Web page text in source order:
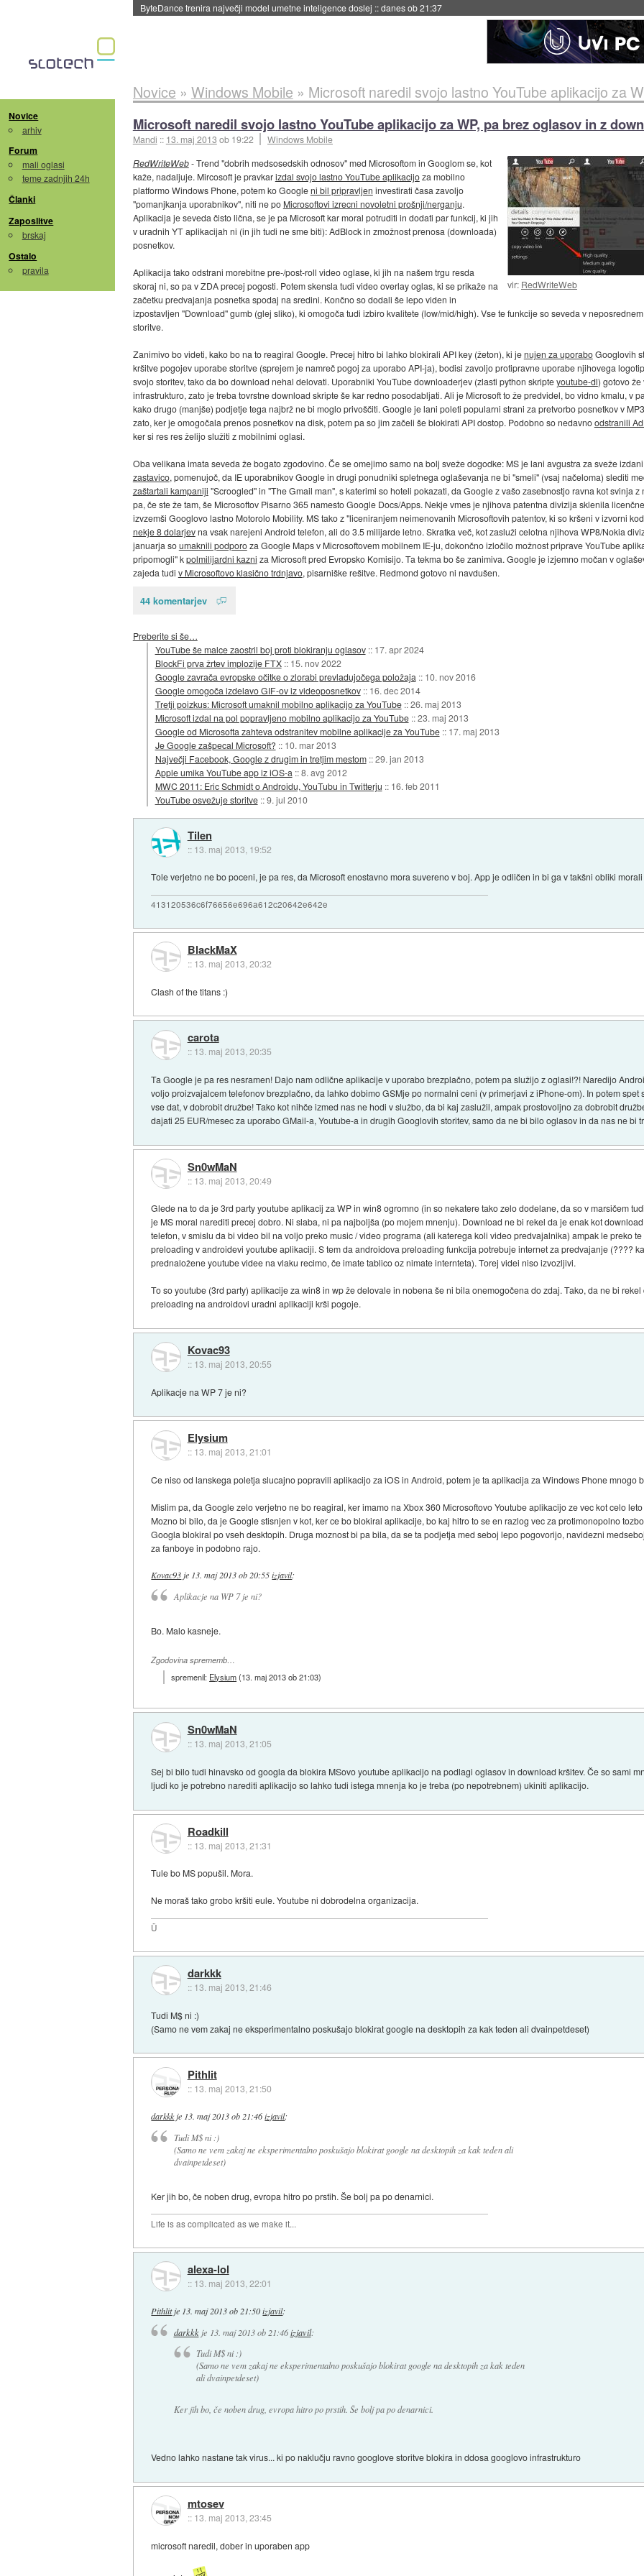
Spletne strani začele streči oglase za agente umetne inteligence::danes ob 21:23
Novice
arhiv
Forum
mali oglasi
teme zadnjih 24h
Članki
Zaposlitve
brskaj
Ostalo
pravila
Novice » Windows Mobile » Microsoft naredil svojo lastno YouTube aplikacijo za WP, pa
Microsoft naredil svojo lastno YouTube aplikacijo za WP, pa brez oglasov in z
Mandi :: 13. maj 2013 ob 19:22 Windows Mobile
vir: RedWriteWeb
RedWriteWeb- Trend "dobrih medsosedskih odnosov" med Microsoftom in Googlom se, kot
kaže, nadaljuje. Mircosoft je pravkarizdal svojo lastno YouTube aplikacijoza mobilno
platformo Windows Phone, potem ko Googleni bil pripravljen investirati časa zavoljo
"pomanjkanja uporabnikov", niti ne po Microsoftovi izrecni novoletni prošnji/nerganju.
Aplikacija je seveda čisto lična, se je pa Microsoft kar moral potruditi in dodati par funkcij, ki jih
v uradnih YT aplikacijah ni (in jih tudi ne sme biti): AdBlock in zmožnost prenosa (downloada)
posnetkov.
Aplikacija tako odstrani morebitne pre-/post-roll video oglase, ki jih na našem trgu resda
skoraj ni, so pa v ZDA precej pogosti. Potem skensla tudi video overlay oglas, ki se prikaže na
začetku predvajanja posnetka spodaj na sredini. Končno so dodali še lepo viden in
izpostavljen "Download" gumb (glej sliko), ki omogoča tudi izbiro kvalitete (low/mid/high). Vse te funkcije so seveda v
storitve.
Zanimivo bo videti, kako bo na to reagiral Google. Precej hitro bi lahko blokirali API key (žeton), ki jenujen za uporaboGooglovih
kršitve pogojev uporabe storitve (sprejem je namreč pogoj za uporabo API-ja), bodisi zavoljo protipravne uporabe njihovega
svojo storitev, tako da bo download nehal delovati. Uporabniki YouTube downloaderjev (zlasti python skripteyoutube-dl) gotovo
infrastrukturo, zato je treba tovrstne download skripte še kar redno posodabljati. Ali je Microsoft to že predvidel, bo vidno kmalu, v
kako drugo (manjše) podjetje tega najbrž ne bi moglo privoščiti. Google je lani poleti popularni strani za pretvorbo posnetkov v
zato, ker je omogočala prenos posnetkov na disk, potem pa so jim začeli še blokirati API dostop. Podobno so nedavnoodstranili
ker si res res želijo služiti z mobilnimi oglasi.
Oba velikana imata seveda že bogato zgodovino. Če se omejimo samo na bolj sveže dogodke: MS je lani avgustra za sveže
zastavico, pomenujoč, da IE uporabnikov Google in drugi ponudniki spletnega oglaševanja ne bi "smeli" (vsaj načeloma) slediti
zaštartali kampaniji "Scroogled" in "The Gmail man", s katerimi so hoteli pokazati, da Google z vašo zasebnostjo ravna kot svinja
pa, če ste že tam, še Microsoftov Pisarno 365 namesto Google Docs/Apps. Nekje vmes je njihova patentna divizija sklenila
izvzemši Googlovo lastno Motorolo Mobility. MS tako z "liceniranjem neimenovanih Microsoftovih patentov, ki so kršeni v izvorni
nekje 8 dolarjevna vsak narejeni Android telefon, ali do 3.5 milijarde letno. Skratka več, kot zasluži celotna njihova WP8/Nokia
januarja soumaknili podporoza Google Maps v Microsoftovem mobilnem IE-ju, dokončno izločilo možnost priprave YouTube
pripomogli" kpolmilijardni kazni za Microsoft pred Evropsko Komisijo. Ta tekma bo še zanimiva. Google je izjemno močan v
zajeda tudi v Microsoftovo klasično trdnjavo, pisarniške rešitve. Redmond gotovo ni navdušen.
44 komentarjev
Preberite si še…
YouTube še malce zaostril boj proti blokiranju oglasov :: 17. apr 2024
BlockFi prva žrtev implozije FTX :: 15. nov 2022
Google zavrača evropske očitke o zlorabi prevladujočega položaja :: 10. nov 2016
Google omogoča izdelavo GIF-ov iz videoposnetkov :: 16. dec 2014
Tretji poizkus: Microsoft umaknil mobilno aplikacijo za YouTube ::26. maj 2013
Microsoft izdal na pol popravljeno mobilno aplikacijo za YouTube ::23. maj 2013
Google od Microsofta zahteva odstranitev mobilne aplikacije za YouTube :: 17. maj 2013
Je Google zašpecal Microsoft? :: 10. mar 2013
Največji Facebook, Google z drugim in tretjim mestom ::29. jan 2013
Apple umika YouTube app iz iOS-a ::8. avg 2012
MWC 2011: Eric Schmidt o Androidu, YouTubu in Twitterju :: 16. feb 2011
YouTube osvežuje storitve ::9. jul 2010
Tilen
:: 13. maj 2013, 19:52
Tole verjetno ne bo poceni, je pa res, da Microsoft enostavno mora suvereno v boj. App je odličen in bi ga v takšni obliki
413120536c6f76656e696a612c20642e642e
BlackMaX
:: 13. maj 2013, 20:32
Clash of the titans :)
carota
:: 13. maj 2013, 20:35
Ta Google je pa res nesramen! Dajo nam odlične aplikacije v uporabo brezplačno, potem pa služijo z oglasi!?! Naredijo
voljo proizvajalcem telefonov brezplačno, da lahko dobimo GSMje po normalni ceni (v primerjavi z iPhone-om). In potem
vse dat, v dobrobit družbe! Tako kot nihče izmed nas ne hodi v službo, da bi kaj zaslužil, ampak prostovoljno za dobrobit
dajati 25 EUR/mesec za uporabo GMail-a, Youtube-a in drugih Googlovih storitev, samo da ne bi bilo oglasov in da nas ne bi
Sn0wMaN
:: 13. maj 2013, 20:49
Glede na to da je 3rd party youtube aplikacij za WP in win8 ogromno (in so nekatere tako zelo dodelane, da so v marsičem
je MS moral narediti precej dobro. Ni slaba, ni pa najboljša (po mojem mnenju). Download ne bi rekel da je enak kot
telefon, v smislu da bi video bil na voljo preko music / video programa (ali katerega koli video predvajalnika) ampak le preko
preloading v androidevi youtube aplikaciji. S tem da androidova preloading funkcija potrebuje internet za predvajanje (????
prednaložene youtube videe na vlaku recimo, če imate tablico oz nimate internteta). Torej videi niso izvozljivi.
To so youtube (3rd party) aplikacije za win8 in wp že delovale in nobena še ni bila onemogočena do zdaj. Tako, da ne bi
preloading na androidovi uradni aplikaciji krši pogoje.
Kovac93
:: 13. maj 2013, 20:55
Aplikacje na WP 7 je ni?
Elysium
:: 13. maj 2013, 21:01
Ce niso od lanskega poletja slucajno popravili aplikacijo za iOS in Android, potem je ta aplikacija za Windows Phone mnogo
Mislim pa, da Google zelo verjetno ne bo reagiral, ker imamo na Xbox 360 Microsoftovo Youtube aplikacijo ze vec kot celo
Mozno bi bilo, da je Google stisnjen v kot, ker ce bo blokiral aplikacije, bo kaj hitro to se en razlog vec za protimonopolno
Googla blokiral po vseh desktopih. Druga moznost bi pa bila, da se ta podjetja med seboj lepo pogovorijo, navidezni
za fanboye in podobno rajo.
Kovac93 je 13. maj 2013 ob 20:55 izjavil:
Aplikacje na WP 7 je ni?
Bo. Malo kasneje.
Zgodovina sprememb…
spremenil: Elysium(13. maj 2013 ob 21:03)
Sn0wMaN
:: 13. maj 2013, 21:05
Sej bi bilo tudi hinavsko od googla da blokira MSovo youtube aplikacijo na podlagi oglasov in download kršitev. Če so sami
ljudi ko je potrebno narediti aplikacijo so lahko tudi istega mnenja ko je treba (po nepotrebnem) ukiniti aplikacijo.
Roadkill
:: 13. maj 2013, 21:31
Tule bo MS popušil. Mora.
Ne moraš tako grobo kršiti eule. Youtube ni dobrodelna organizacija.
Ü
darkkk
:: 13. maj 2013, 21:46
Tudi M$ ni :)
(Samo ne vem zakaj ne eksperimentalno poskušajo blokirat google na desktopih za kak teden ali dvainpetdeset)
Pithlit
:: 13. maj 2013, 21:50
darkkkje 13. maj 2013 ob 21:46 izjavil:
Tudi M$ ni :)
(Samo ne vem zakaj ne eksperimentalno poskušajo blokirat google na desktopih za kak teden ali
dvainpetdeset)
Ker jih bo, če noben drug, evropa hitro po prstih. Še bolj pa po denarnici.
Life is as complicated as we make it...
alexa-lol
:: 13. maj 2013, 22:01
Pithlitje 13. maj 2013 ob 21:50 izjavil:
darkkkje 13. maj 2013 ob 21:46 izjavil:
Tudi M$ ni :)
(Samo ne vem zakaj ne eksperimentalno poskušajo blokirat google na desktopih za kak teden
ali dvainpetdeset)
Ker jih bo, če noben drug, evropa hitro po prstih. Še bolj pa po denarnici.
Vedno lahko nastane tak virus... ki po naklučju ravno googlove storitve blokira in ddosa googlovo infrastrukturo
mtosev
:: 13. maj 2013, 23:45
microsoft naredil, dober in uporaben app